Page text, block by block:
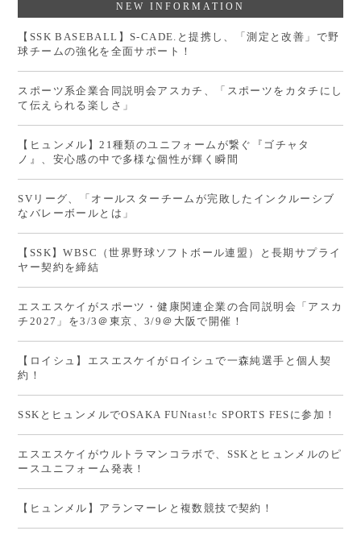
NEW INFORMATION
【SSK BASEBALL】S-CADE.と提携し、「測定と改善」で野
球チームの強化を全面サポート！
スポーツ系企業合同説明会アスカチ、「スポーツをカタチにし
て伝えられる楽しさ」
【ヒュンメル】21種類のユニフォームが繋ぐ『ゴチャタ
ノ』、安心感の中で多様な個性が輝く瞬間
SVリーグ、「オールスターチームが完敗したインクルーシブ
なバレーボールとは」
【SSK】WBSC（世界野球ソフトボール連盟）と長期サプライ
ヤー契約を締結
エスエスケイがスポーツ・健康関連企業の合同説明会「アスカ
チ2027」を3/3＠東京、3/9＠大阪で開催！
【ロイシュ】エスエスケイがロイシュで一森純選手と個人契
約！
SSKとヒュンメルでOSAKA FUNtast!c SPORTS FESに参加！
エスエスケイがウルトラマンコラボで、SSKとヒュンメルのピ
ースユニフォーム発表！
【ヒュンメル】アランマーレと複数競技で契約！